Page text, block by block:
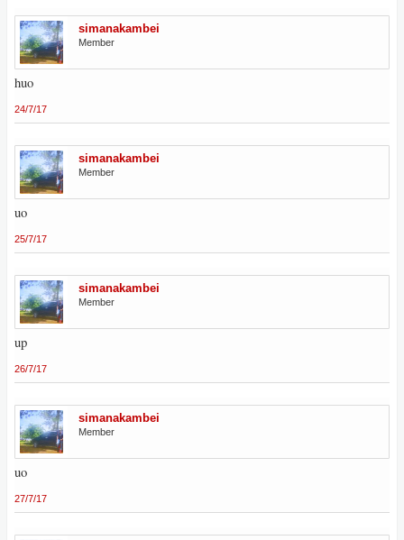
simanakambei
Member
huo
24/7/17
simanakambei
Member
uo
25/7/17
simanakambei
Member
up
26/7/17
simanakambei
Member
uo
27/7/17